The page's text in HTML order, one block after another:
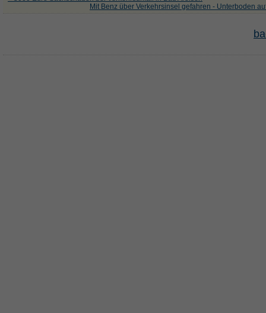
Mit Benz über Verkehrsinsel gefahren - Unterboden